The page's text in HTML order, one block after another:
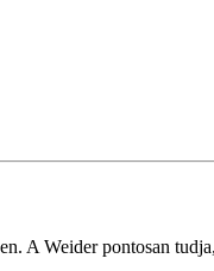
A Weider pontosan